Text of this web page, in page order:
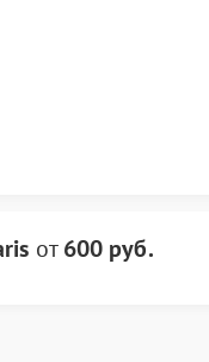
от600 руб.